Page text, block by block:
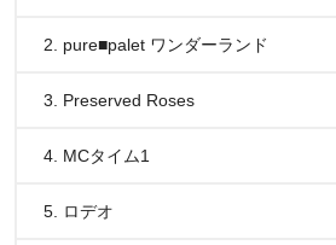
2. pure■palet ワンダーランド
3. Preserved Roses
4. MCタイム1
5. ロデオ